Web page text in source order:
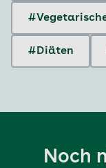
#Diäten
Noch